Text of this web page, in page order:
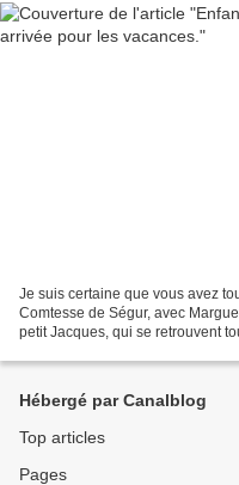
Je suis certaine que vous avez
Comtesse de Ségur, avec
petit Jacques, qui se retrouvent
Hébergé par Canalblog
Top articles
Pages